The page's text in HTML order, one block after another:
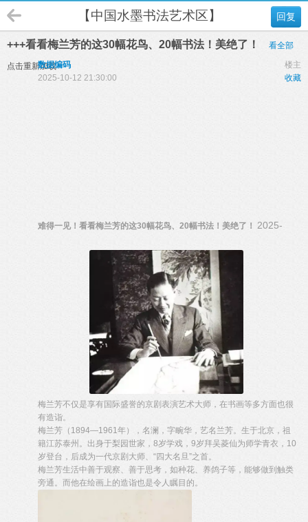
回复
【中国水墨书法艺术区】
+++看看梅兰芳的这30幅花鸟、20幅书法！美绝了！ 看全部
点击重新加载 楼主
数据编码
收藏
2025-10-12 21:30:00
难得一见！看看梅兰芳的这30幅花鸟、20幅书法！美绝了！ 2025-
梅兰芳不仅是享有国际盛誉的京剧表演艺术大师，在书画等多方面也很
有造诣。
梅兰芳（1894—1961年），名澜，字畹华，艺名兰芳。生于北京，祖
籍江苏泰州。出身于梨园世家，8岁学戏，9岁拜吴菱仙为师学青衣，10
岁登台，后成为一代京剧大师、“四大名旦”之首。
梅兰芳生活中善于观察、善于思考，如种花、养鸽子等，能够做到触类
旁通。而他在绘画上的造诣也是令人瞩目的。